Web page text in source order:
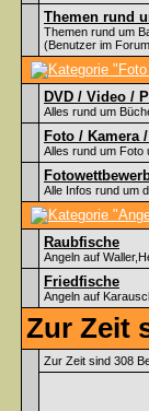
Themen rund
Themen rund um
(Benutzer im
DVD / Video /
Alles rund um
Foto / Kamera
Alles rund um Foto
Alle Infos rund um
Raubfische
Angeln auf
Friedfische
Angeln auf
Zur Zeit
Zur Zeit sind 308